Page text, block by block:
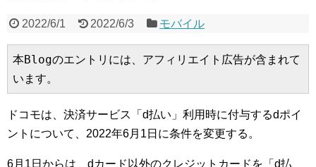
2022/6/1 2022/6/3 モバイル
本Blogのエントリには、アフィリエイト広告が含まれて
います。
ドコモは、決済サービス「d払い」利用時に付与するdポイ
ントについて、2022年6月1日に条件を変更する。
6月1日からは、dカード以外のクレジットカードを「d払